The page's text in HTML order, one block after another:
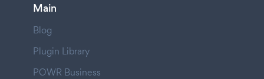
Main
Blog
Plugin Library
POWR Business